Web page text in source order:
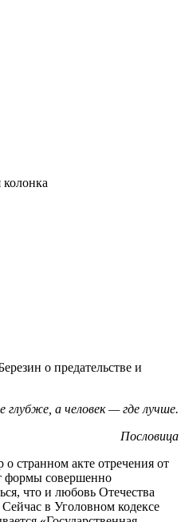
колонка
о предательстве и
а человек — где лучше.
Пословица
странном акте отречения от
формы совершенно
что и любовь Отечества
в Уголовном кодексе